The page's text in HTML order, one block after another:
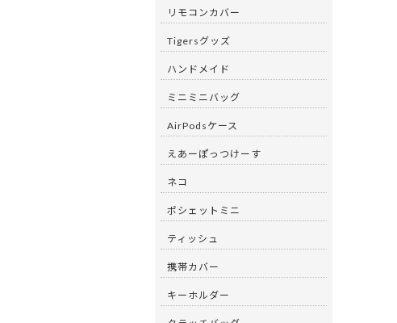
リモコンカバー
Tigersグッズ
ハンドメイド
ミニミニバッグ
AirPodsケース
えあーぽっつけーす
ネコ
ポシェットミニ
ティッシュ
携帯カバー
キーホルダー